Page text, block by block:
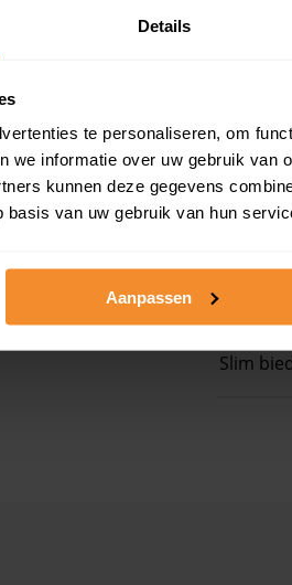
Details
te personaliseren, om
we informatie over uw gebruik van
kunnen deze gegevens
van uw gebruik van hun
Aanpassen
het
met
Op
Gratis
Slim